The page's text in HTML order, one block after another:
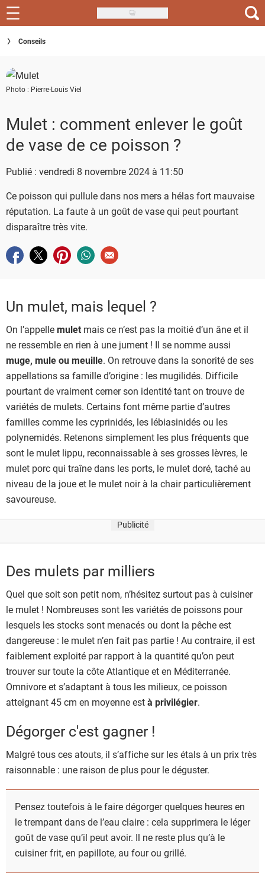
Skip
to
main
Recettes
Inspirations
Conseils
Menu de la semaine
Actus
Téléchargez l'app Saveurs Recettes
Index des recettes
Guide d'achat
Conseils
Photo : Pierre-Louis Viel
Mulet : comment enlever le goût
de vase de ce poisson ?
Publié : vendredi 8 novembre 2024 à 11:50
Ce poisson qui pullule dans nos mers a hélas fort mauvaise
réputation. La faute à un goût de vase qui peut pourtant
disparaître très vite.
Partager sur facebook
Partager sur twitter
Partager sur pinterest
Partager sur whatsapp
Envoyer à un ami
Un mulet, mais lequel ?
On l’appellemulet mais ce n’est pas la moitié d’un âne et il
ne ressemble en rien à une jument ! Il se nomme aussi
muge, mule ou meuille. On retrouve dans la sonorité de ses
appellations sa famille d’origine : les mugilidés. Difficile
pourtant de vraiment cerner son identité tant on trouve de
variétés de mulets. Certains font même partie d’autres
familles comme les cyprinidés, les lébiasinidés ou les
polynemidés. Retenons simplement les plus fréquents que
sont le mulet lippu, reconnaissable à ses grosses lèvres, le
mulet porc qui traîne dans les ports, le mulet doré, taché au
niveau de la joue et le mulet noir à la chair particulièrement
savoureuse.
Publicité
Des mulets par milliers
Quel que soit son petit nom, n’hésitez surtout pas à cuisiner
le mulet ! Nombreuses sont les variétés de poissons pour
lesquels les stocks sont menacés ou dont la pêche est
dangereuse : le mulet n’en fait pas partie ! Au contraire, il est
faiblement exploité par rapport à la quantité qu’on peut
trouver sur toute la côte Atlantique et en Méditerranée.
Omnivore et s’adaptant à tous les milieux, ce poisson
atteignant 45 cm en moyenne està privilégier.
Dégorger c'est gagner !
Malgré tous ces atouts, il s’affiche sur les étals à un prix très
raisonnable : une raison de plus pour le déguster.
Pensez toutefois à le faire dégorger quelques heures en
le trempant dans de l’eau claire : cela supprimera le léger
goût de vase qu’il peut avoir. Il ne reste plus qu’à le
cuisiner frit, en papillote, au four ou grillé.